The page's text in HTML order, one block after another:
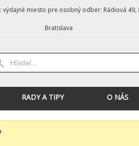
výdajné miesto pre osobný odber: Rádiová 49,
Bratislava
RADY A TIPY O NÁS